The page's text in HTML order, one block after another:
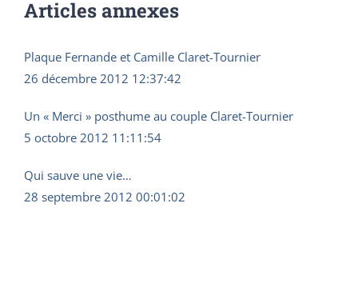
Articles annexes
Plaque Fernande et Camille Claret-Tournier
26 décembre 2012 12:37:42
Un « Merci » posthume au couple Claret-Tournier
5 octobre 2012 11:11:54
Qui sauve une vie…
28 septembre 2012 00:01:02